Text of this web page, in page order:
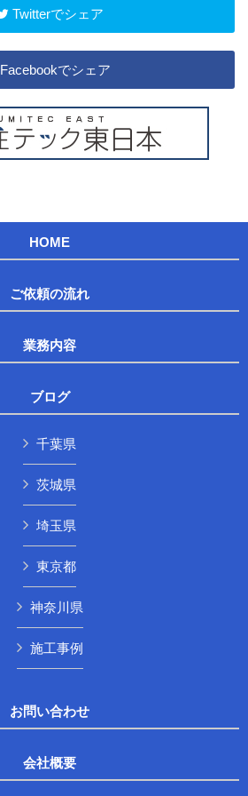
Twitterでシェア
Facebookでシェア
HOME
ご依頼の流れ
業務内容
ブログ
千葉県
茨城県
埼玉県
東京都
神奈川県
施工事例
お問い合わせ
会社概要